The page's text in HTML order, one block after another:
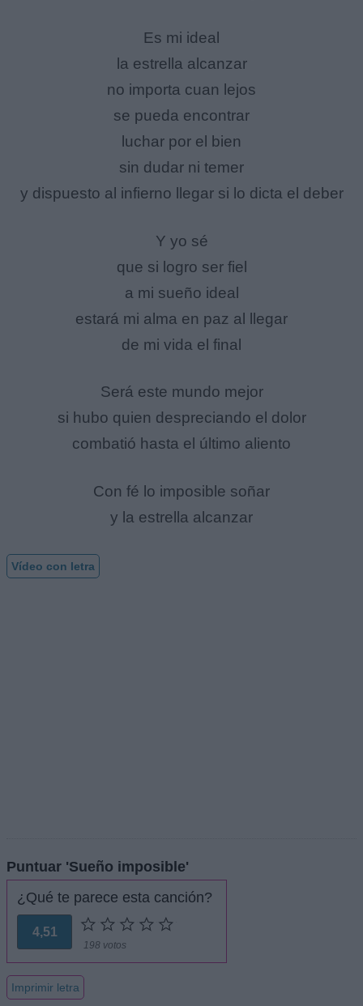
Es mi ideal
la estrella alcanzar
no importa cuan lejos
se pueda encontrar
luchar por el bien
sin dudar ni temer
y dispuesto al infierno llegar si lo dicta el deber
Y yo sé
que si logro ser fiel
a mi sueño ideal
estará mi alma en paz al llegar
de mi vida el final
Será este mundo mejor
si hubo quien despreciando el dolor
combatió hasta el último aliento
Con fé lo imposible soñar
y la estrella alcanzar
Vídeo con letra
Puntuar 'Sueño imposible'
¿Qué te parece esta canción?
4,51
198 votos
Imprimir letra